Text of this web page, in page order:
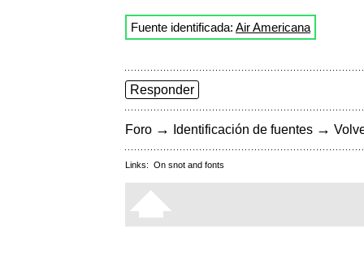
Fuente identificada: Air Americana
Responder
Foro → Identificación de fuentes →
Links: On snot and fonts